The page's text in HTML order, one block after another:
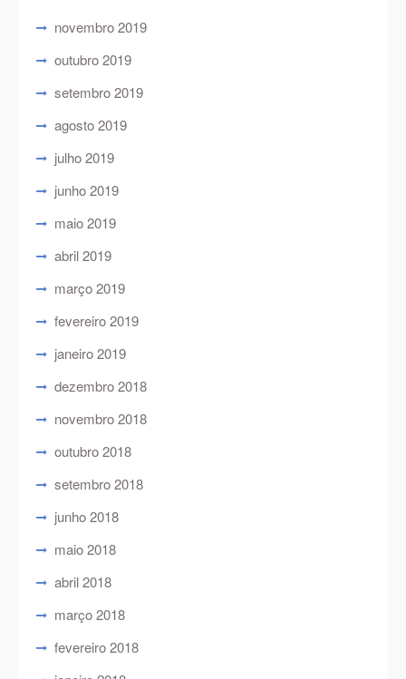
novembro 2019
outubro 2019
setembro 2019
agosto 2019
julho 2019
junho 2019
maio 2019
abril 2019
março 2019
fevereiro 2019
janeiro 2019
dezembro 2018
novembro 2018
outubro 2018
setembro 2018
junho 2018
maio 2018
abril 2018
março 2018
fevereiro 2018